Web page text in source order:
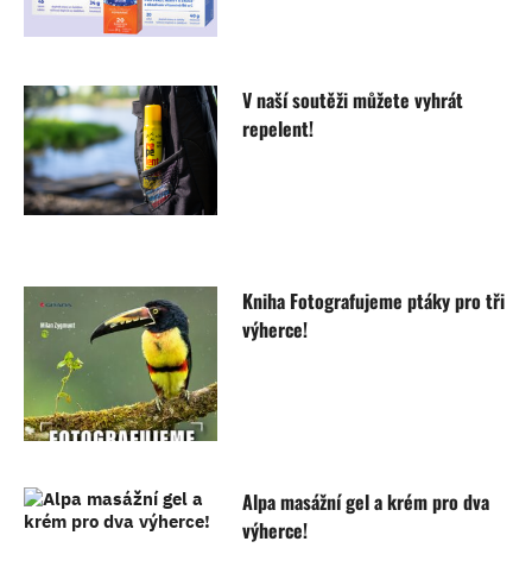
V naší soutěži můžete vyhrát
repelent!
Kniha Fotografujeme ptáky pro tři
výherce!
Alpa masážní gel a krém pro dva
výherce!